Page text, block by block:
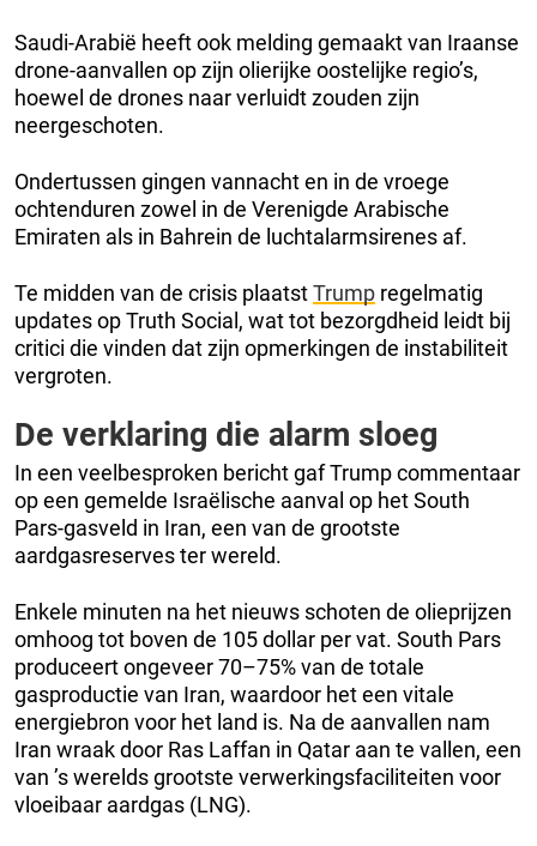
Saudi-Arabië heeft ook melding gemaakt van Iraanse
drone-aanvallen op zijn olierijke oostelijke regio’s,
hoewel de drones naar verluidt zouden zijn
neergeschoten.
Ondertussen gingen vannacht en in de vroege
ochtenduren zowel in de Verenigde Arabische
Emiraten als in Bahrein de luchtalarmsirenes af.
Te midden van de crisis plaatstTrump regelmatig
updates op Truth Social, wat tot bezorgdheid leidt bij
critici die vinden dat zijn opmerkingen de instabiliteit
vergroten.
De verklaring die alarm sloeg
In een veelbesproken bericht gaf Trump commentaar
op een gemelde Israëlische aanval op het South
Pars-gasveld in Iran, een van de grootste
aardgasreserves ter wereld.
Enkele minuten na het nieuws schoten de olieprijzen
omhoog tot boven de 105 dollar per vat. South Pars
produceert ongeveer 70–75% van de totale
gasproductie van Iran, waardoor het een vitale
energiebron voor het land is. Na de aanvallen nam
Iran wraak door Ras Laffan in Qatar aan te vallen, een
van ’s werelds grootste verwerkingsfaciliteiten voor
vloeibaar aardgas (LNG).